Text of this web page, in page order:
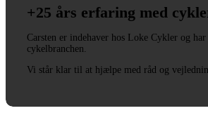
+25 års erfaring med
Carsten er indehaver hos Loke Cykler og har
cykelbranchen.
Vi står klar til at hjælpe med råd og